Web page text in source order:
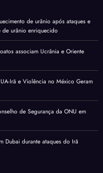
de urânio após ataques e
de urânio enriquecido
associam Ucrânia e Oriente
Irã e Violência no México Geram
de Segurança da ONU em
Dubai durante ataques do Irã